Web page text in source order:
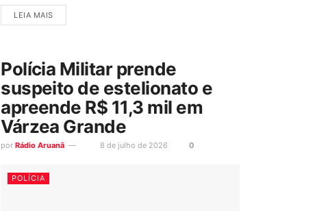
LEIA MAIS
Polícia Militar prende
suspeito de estelionato e
apreende R$ 11,3 mil em
Várzea Grande
por Rádio Aruanã 8 de julho de 2026 0
POLÍCIA